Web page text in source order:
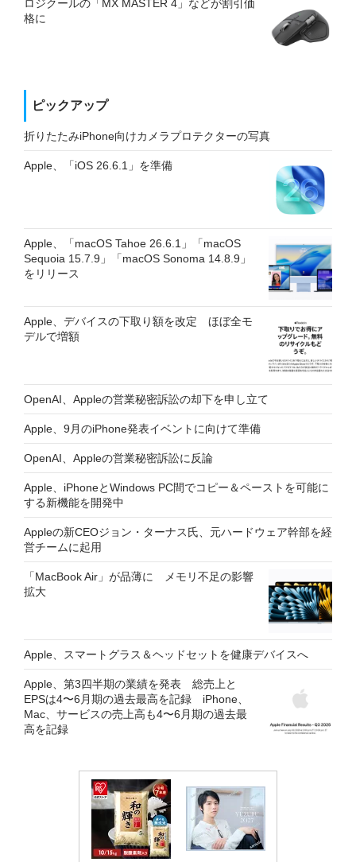
ロジクールの「MX MASTER 4」などが割引価
格に
ピックアップ
折りたたみiPhone向けカメラプロテクターの写真
Apple、「iOS 26.6.1」を準備
Apple、「macOS Tahoe 26.6.1」「macOS
Sequoia 15.7.9」「macOS Sonoma 14.8.9」
をリリース
Apple、デバイスの下取り額を改定 ほぼ全モ
デルで増額
OpenAI、Appleの営業秘密訴訟の却下を申し立て
Apple、9月のiPhone発表イベントに向けて準備
OpenAI、Appleの営業秘密訴訟に反論
Apple、iPhoneとWindows PC間でコピー＆ペーストを可能に
する新機能を開発中
Appleの新CEOジョン・ターナス氏、元ハードウェア幹部を経
営チームに起用
「MacBook Air」が品薄に メモリ不足の影響
拡大
Apple、スマートグラス＆ヘッドセットを健康デバイスへ
Apple、第3四半期の業績を発表 総売上と
EPSは4〜6月期の過去最高を記録 iPhone、
Mac、サービスの売上高も4〜6月期の過去最
高を記録